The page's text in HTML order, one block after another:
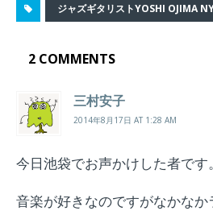
ジャズギタリストYOSHI OJIMA
2 COMMENTS
三村安子
2014年8月17日 AT 1:28 AM
今日池袋でお声かけした者です。
音楽が好きなのですがなかなか